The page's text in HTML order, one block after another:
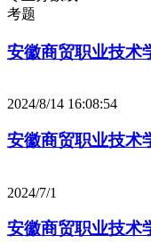
考题
安徽商贸职业技术
2024/8/14 16:08:54
安徽商贸职业技术
2024/7/1
安徽商贸职业技术